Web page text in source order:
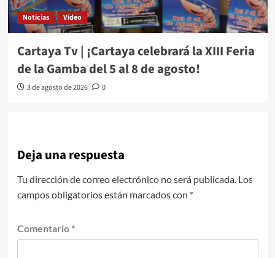
Noticias Video
Cartaya Tv | ¡Cartaya celebrará la XIII Feria
de la Gamba del 5 al 8 de agosto!
3 de agosto de 2026 0
Deja una respuesta
Tu dirección de correo electrónico no será publicada. Los
campos obligatorios están marcados con *
Comentario *